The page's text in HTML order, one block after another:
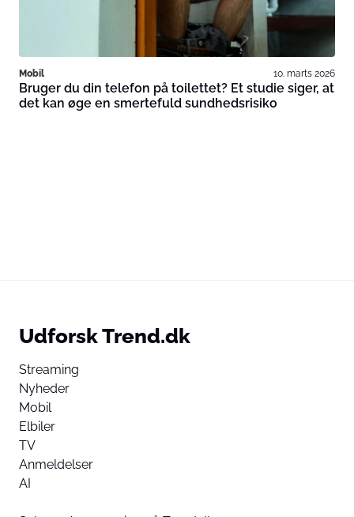
Mobil 10. marts 2026
Bruger du din telefon på toilettet? Et studie siger, at
det kan øge en smertefuld sundhedsrisiko
Udforsk Trend.dk
Streaming
Nyheder
Mobil
Elbiler
TV
Anmeldelser
AI